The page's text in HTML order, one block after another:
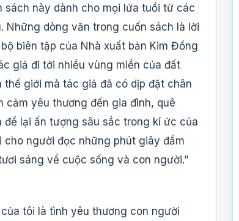
này dành cho mọi lứa tuổi từ các
Những dòng văn trong cuốn sách là lời
biên tập của Nhà xuất bản Kim Đồng
giả đi tới nhiều vùng miền của đất
giới mà tác giả đã có dịp đặt chân
yêu thương đến gia đình, quê
lại ấn tượng sâu sắc trong kí ức của
người đọc những phút giây đầm
sáng về cuộc sống và con người.”
tôi là tình yêu thương con người